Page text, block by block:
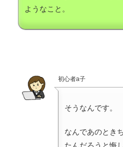
ようなこと。
初心者a子
そうなんです。
なんであのとき
たんだろうと悔